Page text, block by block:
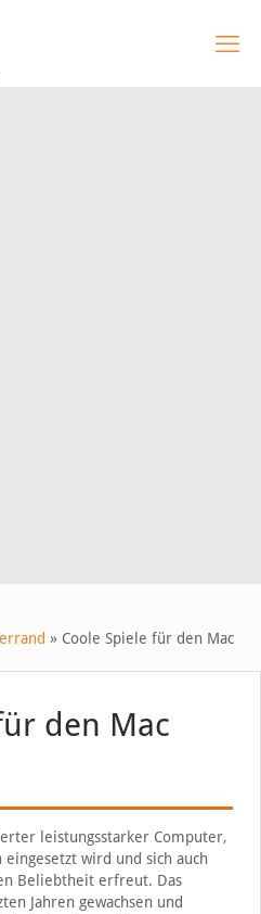
» Coole Spiele für den Mac
den Mac
leistungsstarker Computer,
wird und sich auch
Beliebtheit erfreut. Das
Jahren gewachsen und